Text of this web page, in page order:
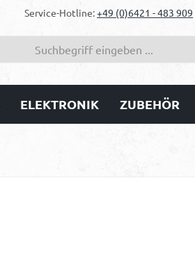
Service-Hotline:+49 (0)6421 - 483 909
ELEKTRONIK ZUBEHÖR